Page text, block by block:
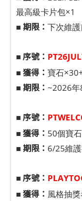
最高級卡片包×1
■期限： 下次維護
■序號：
■獲得： 寶石
■期限： ~2026年
■序號：
■獲得： 50個寶
■期限： 6/25維護
■序號：
■獲得： 風格抽